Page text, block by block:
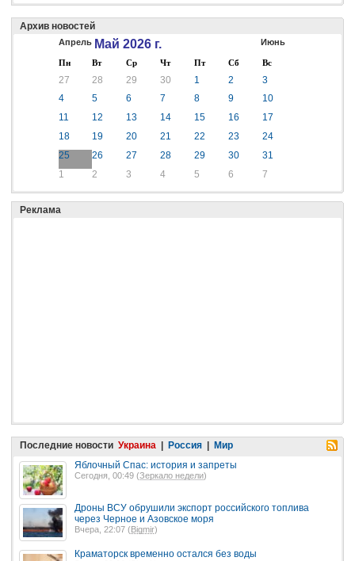
Архив новостей
Апрель Май 2026 г. Июнь
Пн Вт Ср Чт Пт Сб Вс
27 28 29 30 1 2
3
4
5 6 7 8 9
10
11
12 13 14 15 16
17
18
19 20 21 22 23
24
25
26 27 28 29 30
31
1
2 3 4 5 6 7
Реклама
Последние новости Украина Россия
Мир
Яблочный Спас: история и запреты
Сегодня, 00:49 (Зеркало недели)
Дроны ВСУ обрушили экспорт российского топлива
через Черное и Азовское моря
Вчера, 22:07 (Bigmir)
Краматорск временно остался без воды